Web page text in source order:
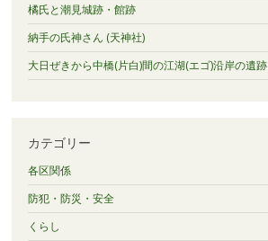
橘氏と潮見城跡・館跡
納手の氏神さん (天神社)
大日ぜきから中橋(片白)間の江湖(エゴ)沿岸の遺跡
カテゴリー
各区関係
防犯・防災・安全
くらし